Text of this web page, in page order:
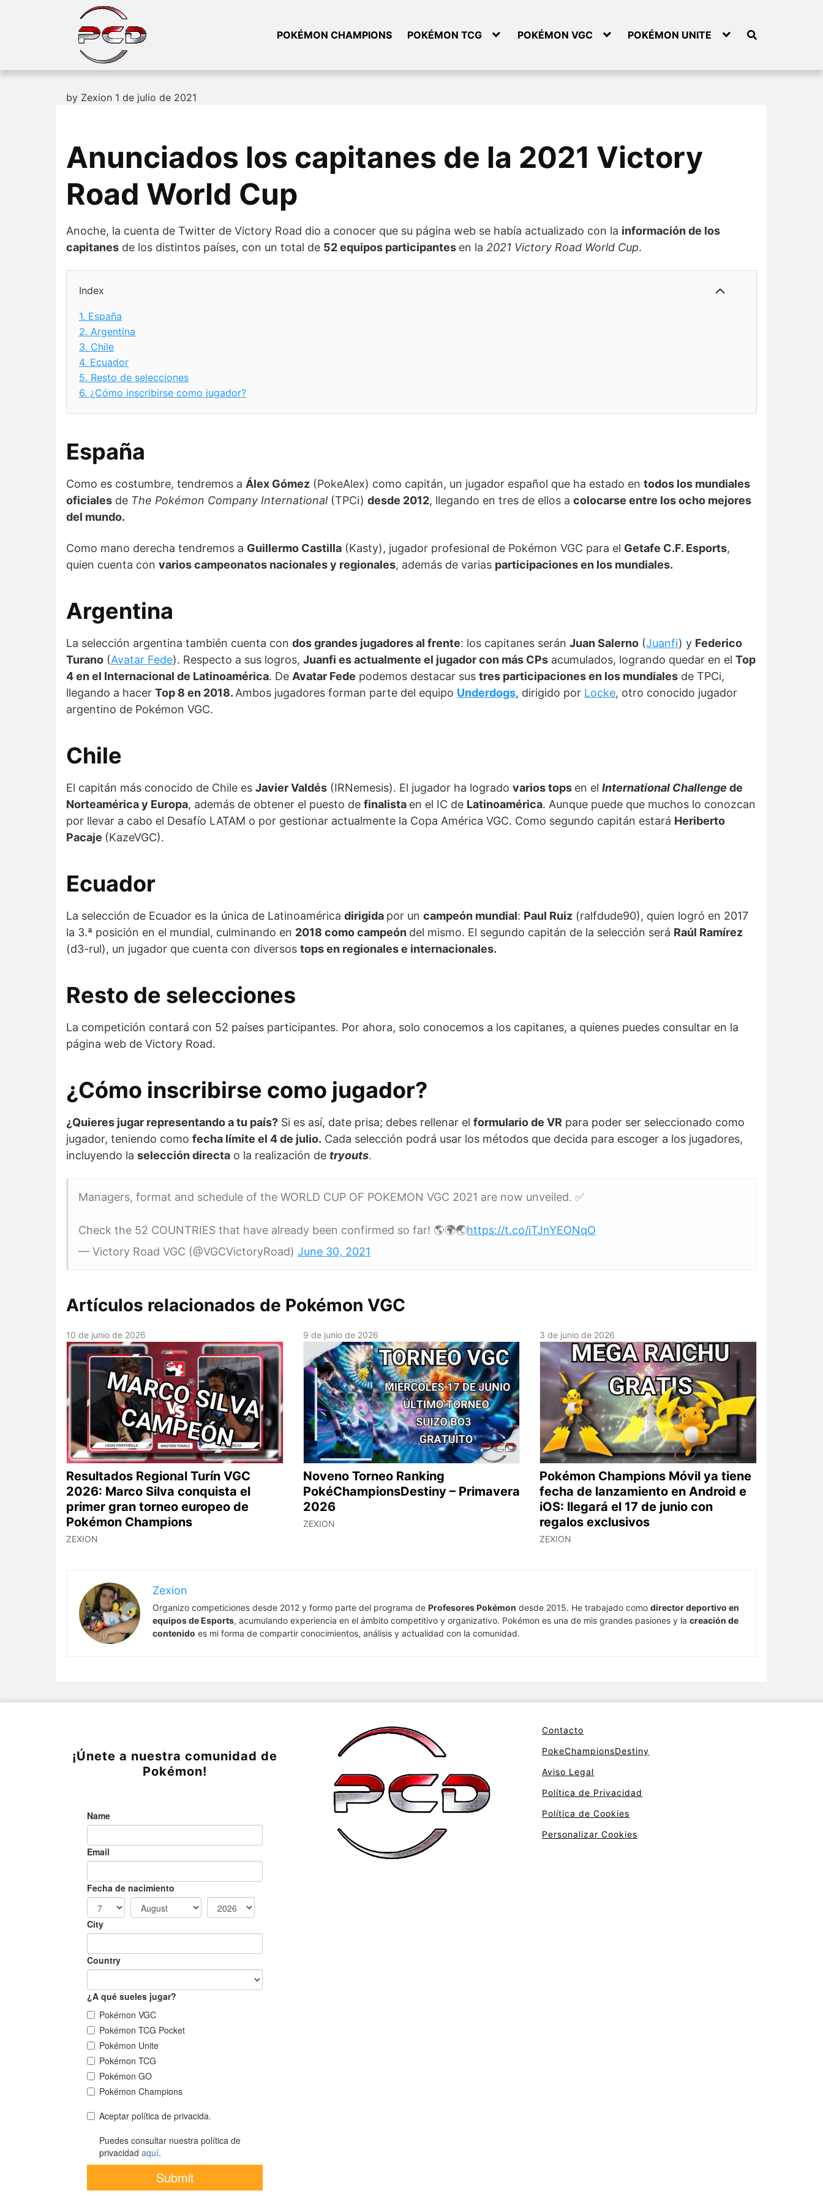
POKÉMON CHAMPIONS POKÉMON TCG POKÉMON VGC POKÉMON UNITE
by Zexion 1 de julio de 2021
Anunciados los capitanes de la 2021 Victory
Road World Cup
Anoche, la cuenta de Twitter de Victory Road dio a conocer que su página web se había actualizado con la información de los
capitanes de los distintos países, con un total de 52 equipos participantes en la 2021 Victory Road World Cup.
Index
1. España
2. Argentina
3. Chile
4. Ecuador
5. Resto de selecciones
6. ¿Cómo inscribirse como jugador?
España
Como es costumbre, tendremos a Álex Gómez (PokeAlex) como capitán, un jugador español que ha estado en todos los mundiales
oficiales de The Pokémon Company International(TPCi) desde 2012, llegando en tres de ellos a colocarse entre los ocho mejores
del mundo.
Como mano derecha tendremos a Guillermo Castilla (Kasty), jugador profesional de Pokémon VGC para el Getafe C.F. Esports,
quien cuenta con varios campeonatos nacionales y regionales, además de varias participaciones en los mundiales.
Argentina
La selección argentina también cuenta con dos grandes jugadores al frente: los capitanes serán Juan Salerno (Juanfi) y Federico
Turano (Avatar Fede). Respecto a sus logros, Juanfi es actualmente el jugador con más CPs acumulados, logrando quedar en el Top
4 en el Internacional de Latinoamérica. De Avatar Fede podemos destacar sus tres participaciones en los mundiales de TPCi,
llegando a hacer Top 8 en 2018. Ambos jugadores forman parte del equipo Underdogs, dirigido por Locke, otro conocido jugador
argentino de Pokémon VGC.
Chile
El capitán más conocido de Chile es Javier Valdés (IRNemesis). El jugador ha logrado varios tops en el International Challenge de
Norteamérica y Europa, además de obtener el puesto de finalista en el IC de Latinoamérica. Aunque puede que muchos lo conozcan
por llevar a cabo el Desafío LATAM o por gestionar actualmente la Copa América VGC. Como segundo capitán estará Heriberto
Pacaje (KazeVGC).
Ecuador
La selección de Ecuador es la única de Latinoamérica dirigida por un campeón mundial: Paul Ruiz (ralfdude90), quien logró en 2017
la 3.ª posición en el mundial, culminando en 2018 como campeón del mismo. El segundo capitán de la selección será Raúl Ramírez
(d3-rul), un jugador que cuenta con diversos tops en regionales e internacionales.
Resto de selecciones
La competición contará con 52 países participantes. Por ahora, solo conocemos a los capitanes, a quienes puedes consultar en la
página web de Victory Road.
¿Cómo inscribirse como jugador?
¿Quieres jugar representando a tu país? Si es así, date prisa; debes rellenar el formulario de VR para poder ser seleccionado como
jugador, teniendo como fecha límite el 4 de julio. Cada selección podrá usar los métodos que decida para escoger a los jugadores,
incluyendo la selección directa o la realización de tryouts.
Managers, format and schedule of the WORLD CUP OF POKEMON VGC 2021 are now unveiled. ✅
Check the 52 COUNTRIES that have already been confirmed so far! 🌎🌍🌏https://t.co/iTJnYEONqO
— Victory Road VGC (@VGCVictoryRoad) June 30, 2021
Artículos relacionados de Pokémon VGC
10 de junio de 2026
Resultados Regional Turín VGC
2026: Marco Silva conquista el
primer gran torneo europeo de
Pokémon Champions
ZEXION
9 de junio de 2026
Noveno Torneo Ranking
PokéChampionsDestiny – Primavera
2026
ZEXION
3 de junio de 2026
Pokémon Champions Móvil ya tiene
fecha de lanzamiento en Android e
iOS: llegará el 17 de junio con
regalos exclusivos
ZEXION
Zexion
Organizo competiciones desde 2012 y formo parte del programa de Profesores Pokémon desde 2015. He trabajado como director deportivo en
equipos de Esports, acumulando experiencia en el ámbito competitivo y organizativo. Pokémon es una de mis grandes pasiones y la creación de
contenido es mi forma de compartir conocimientos, análisis y actualidad con la comunidad.
¡Únete a nuestra comunidad de
Pokémon!
Contacto
PokeChampionsDestiny
Aviso Legal
Política de Privacidad
Política de Cookies
Personalizar Cookies